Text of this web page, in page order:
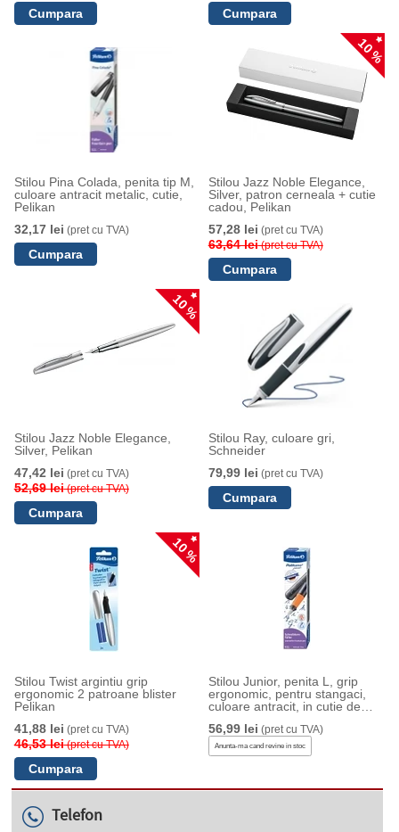
Stilou Pina Colada, penita tip M,
culoare antracit metalic, cutie,
Pelikan
32,17 lei (pret cu TVA)
10 %
Stilou Jazz Noble Elegance,
Silver, patron cerneala + cutie
cadou, Pelikan
57,28 lei (pret cu TVA)
63,64 lei(pret cu TVA)
10 %
Stilou Jazz Noble Elegance,
Silver, Pelikan
47,42 lei (pret cu TVA)
52,69 lei(pret cu TVA)
Stilou Ray, culoare gri,
Schneider
79,99 lei (pret cu TVA)
10 %
Stilou Twist argintiu grip
ergonomic 2 patroane blister
Pelikan
41,88 lei (pret cu TVA)
46,53 lei(pret cu TVA)
Stilou Junior, penita L, grip
ergonomic, pentru stangaci,
culoare antracit, in cutie de
56,99 lei (pret cu TVA)
Anunta-ma cand revine in stoc
Telefon